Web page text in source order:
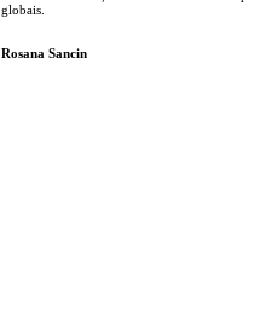
globais.
Rosana Sancin